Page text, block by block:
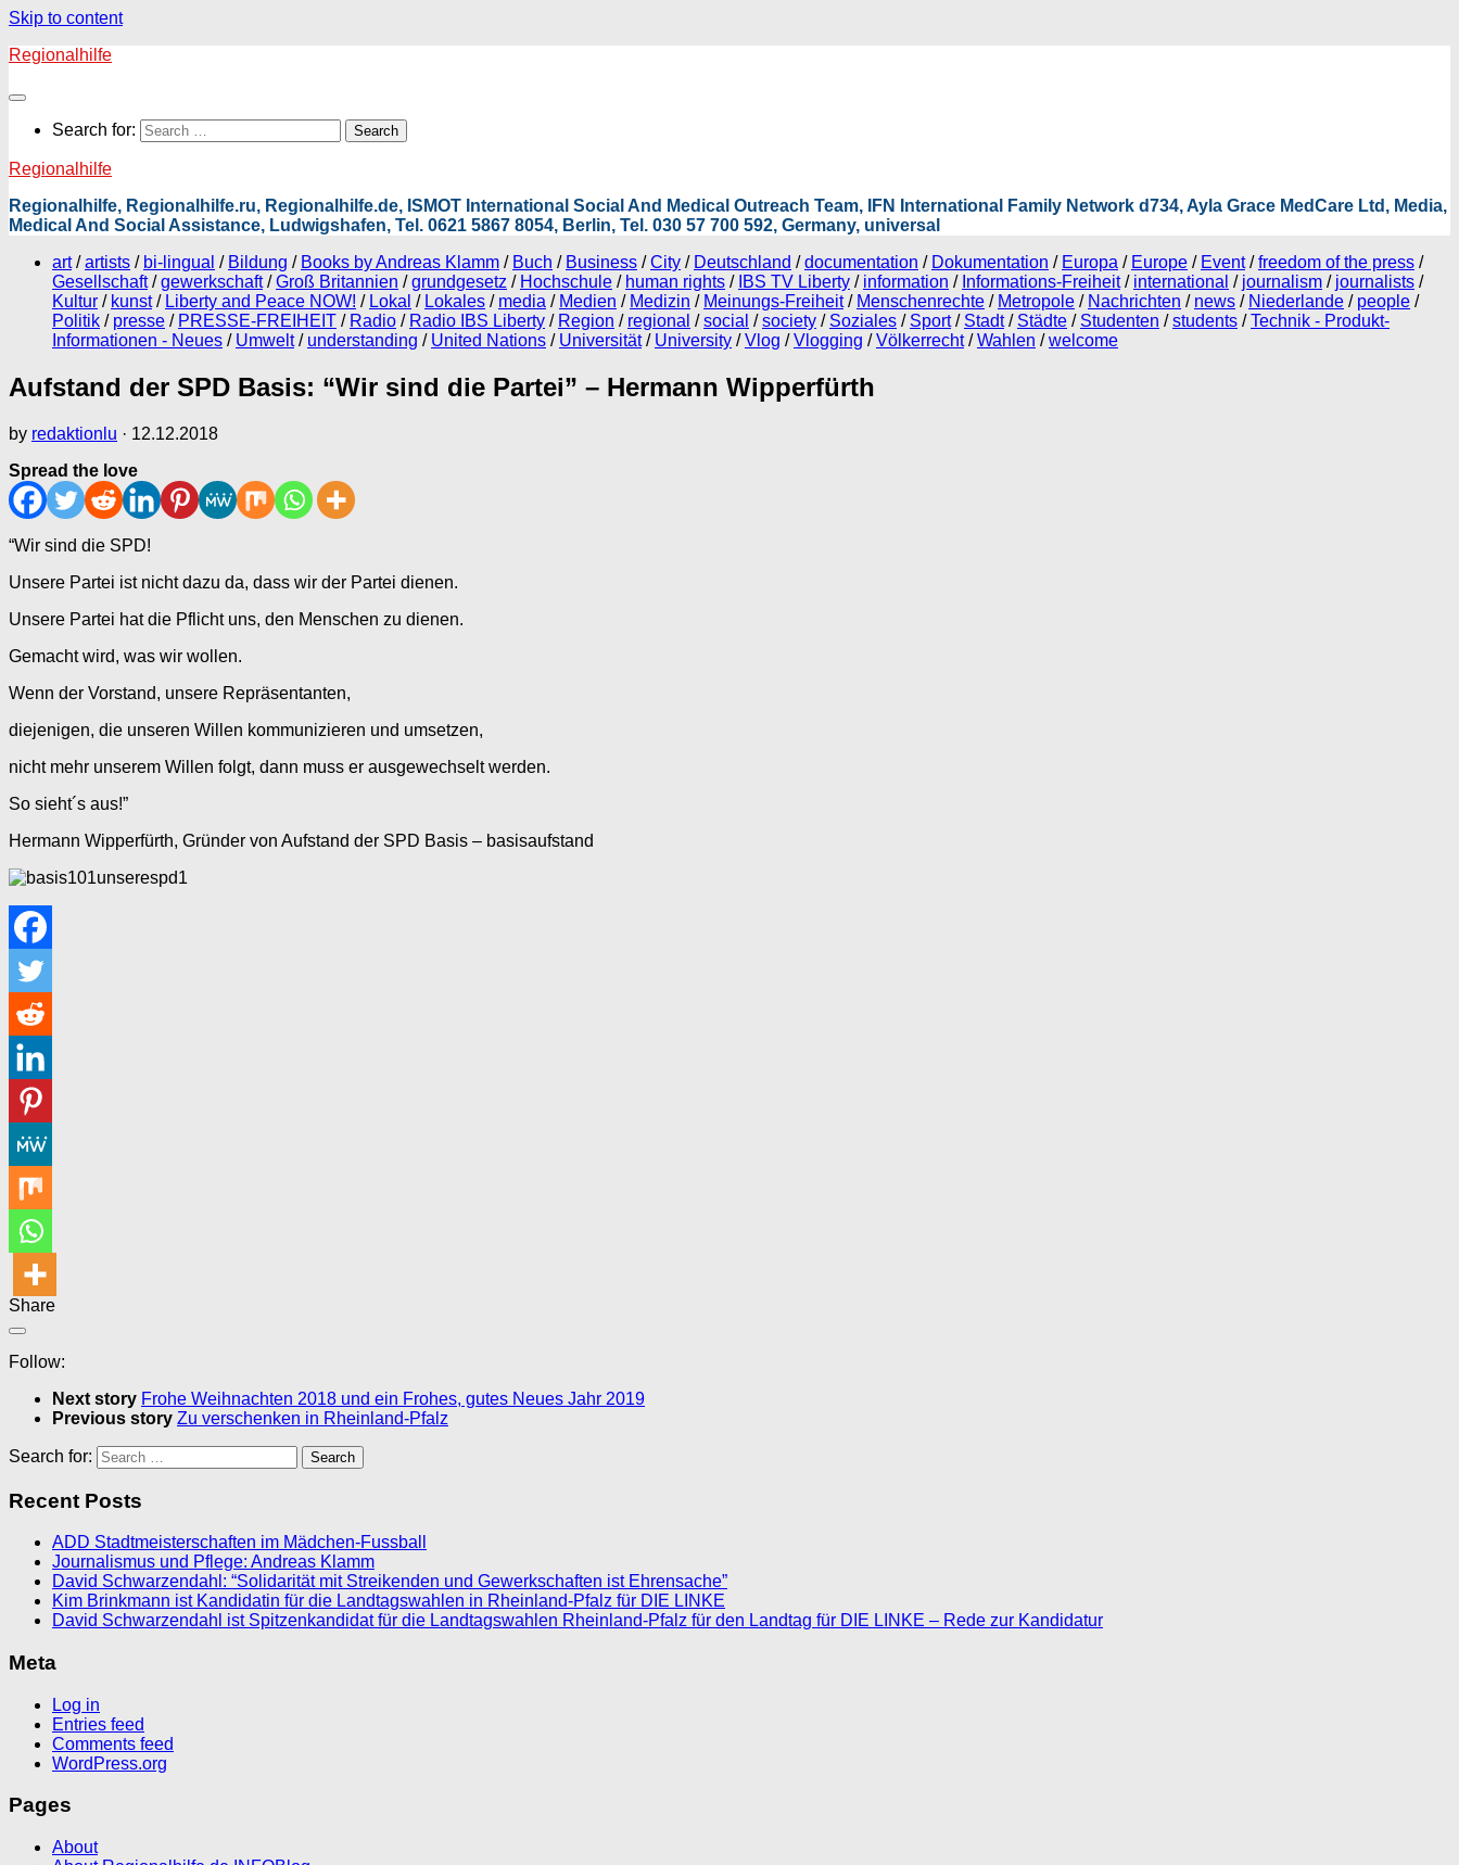
Skip to content
Regionalhilfe
Search for:
Regionalhilfe
Regionalhilfe, Regionalhilfe.ru, Regionalhilfe.de, ISMOT International Social And Medical Outreach Team, IFN International Family Network d734, Ayla Grace MedCare Ltd, Media,
Medical And Social Assistance, Ludwigshafen, Tel. 0621 5867 8054, Berlin, Tel. 030 57 700 592, Germany, universal
art / artists / bi-lingual / Bildung / Books by Andreas Klamm / Buch / Business / City / Deutschland / documentation / Dokumentation / Europa / Europe / Event / freedom of the press /
Gesellschaft / gewerkschaft / Groß Britannien / grundgesetz / Hochschule / human rights / IBS TV Liberty / information / Informations-Freiheit / international / journalism / journalists /
Kultur / kunst / Liberty and Peace NOW! / Lokal / Lokales / media / Medien / Medizin / Meinungs-Freiheit / Menschenrechte / Metropole / Nachrichten / news / Niederlande / people /
Politik / presse / PRESSE-FREIHEIT / Radio / Radio IBS Liberty / Region / regional / social / society / Soziales / Sport / Stadt / Städte / Studenten / students / Technik - Produkt-
Informationen - Neues / Umwelt / understanding / United Nations / Universität / University / Vlog / Vlogging / Völkerrecht / Wahlen / welcome
Aufstand der SPD Basis: “Wir sind die Partei” – Hermann Wipperfürth
by redaktionlu · 12.12.2018
Spread the love
“Wir sind die SPD!
Unsere Partei ist nicht dazu da, dass wir der Partei dienen.
Unsere Partei hat die Pflicht uns, den Menschen zu dienen.
Gemacht wird, was wir wollen.
Wenn der Vorstand, unsere Repräsentanten,
diejenigen, die unseren Willen kommunizieren und umsetzen,
nicht mehr unserem Willen folgt, dann muss er ausgewechselt werden.
So sieht´s aus!”
Hermann Wipperfürth, Gründer von Aufstand der SPD Basis – basisaufstand
Share
Follow:
Next story Frohe Weihnachten 2018 und ein Frohes, gutes Neues Jahr 2019
Previous story Zu verschenken in Rheinland-Pfalz
Search for:
Recent Posts
ADD Stadtmeisterschaften im Mädchen-Fussball
Journalismus und Pflege: Andreas Klamm
David Schwarzendahl: “Solidarität mit Streikenden und Gewerkschaften ist Ehrensache”
Kim Brinkmann ist Kandidatin für die Landtagswahlen in Rheinland-Pfalz für DIE LINKE
David Schwarzendahl ist Spitzenkandidat für die Landtagswahlen Rheinland-Pfalz für den Landtag für DIE LINKE – Rede zur Kandidatur
Meta
Log in
Entries feed
Comments feed
WordPress.org
Pages
About